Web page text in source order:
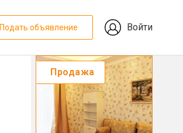
Подать объявление Войти
Продажа